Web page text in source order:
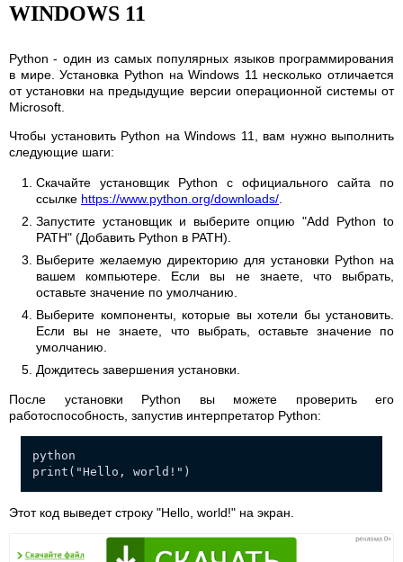
WINDOWS 11
Python - один из самых популярных языков программирования
в мире. Установка Python на Windows 11 несколько отличается
от установки на предыдущие версии операционной системы от
Microsoft.
Чтобы установить Python на Windows 11, вам нужно выполнить
следующие шаги:
Скачайте установщик Python с официального сайта по
ссылке https://www.python.org/downloads/
Запустите установщик и выберите опцию "Add Python to
PATH" (Добавить Python в PATH).
Выберите желаемую директорию для установки Python на
вашем компьютере. Если вы не знаете, что выбрать,
оставьте значение по умолчанию.
Выберите компоненты, которые вы хотели бы установить.
Если вы не знаете, что выбрать, оставьте значение по
умолчанию.
Дождитесь завершения установки.
После установки Python вы можете проверить его
работоспособность, запустив интерпретатор Python:
python
print("Hello, world!")
Этот код выведет строку "Hello, world!" на экран.